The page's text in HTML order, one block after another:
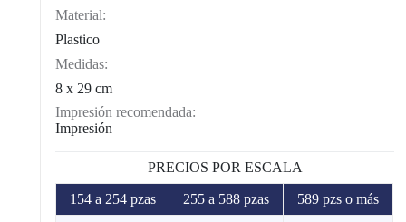
Material:
Plastico
Medidas:
8 x 29 cm
Impresión recomendada:
Impresión
PRECIOS POR ESCALA
154 a 254 pzas 255 a 588 pzas 589 pzs o más